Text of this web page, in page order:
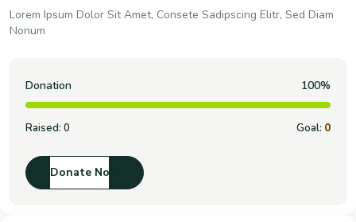
Lorem Ipsum Dolor Sit Amet, Consete Sadipscing Elitr, Sed Diam
Nonum
Donation 100%
Raised: 0 Goal: 0
Donate Now